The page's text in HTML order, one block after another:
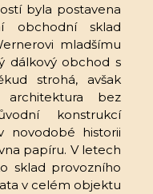
byla postavena
obchodní sklad
mladšímu
dálkový obchod s
strohá, avšak
architektura bez
konstrukcí
novodobé historii
papíru. V letech
sklad provozního
v celém objektu